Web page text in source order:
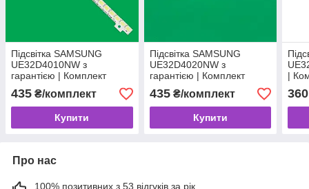
Підсвітка SAMSUNG
UE32D4010NW з
гарантією | Комплект
435 ₴/комплект
Купити
Підсвітка SAMSUNG
UE32D4020NW з
гарантією | Комплект
435₴/комплект
Купити
|
360
Про нас
100% позитивних з 53 відгуків за рік